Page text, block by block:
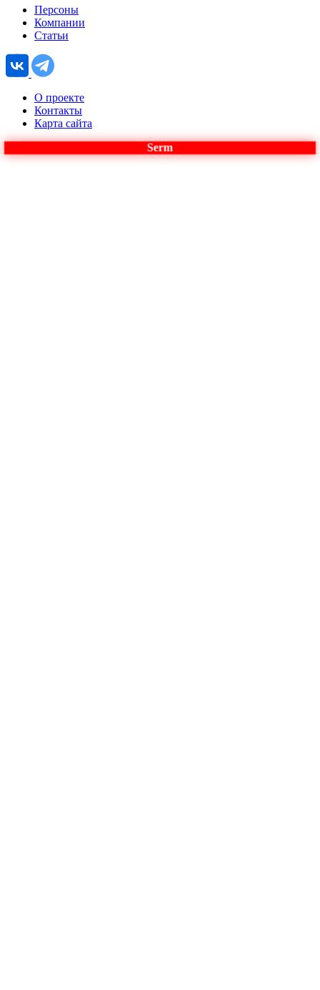
Персоны
Компании
Статьи
О проекте
Контакты
Карта сайта
Serm